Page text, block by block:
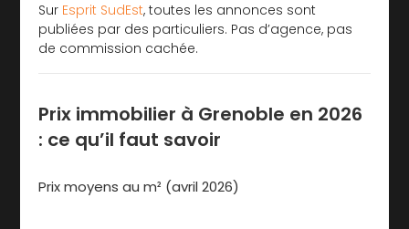
Sur Esprit SudEst, toutes les annonces sont
publiées par des particuliers. Pas d’agence, pas
de commission cachée.
Prix immobilier à Grenoble en 2026
: ce qu’il faut savoir
Prix moyens au m² (avril 2026)